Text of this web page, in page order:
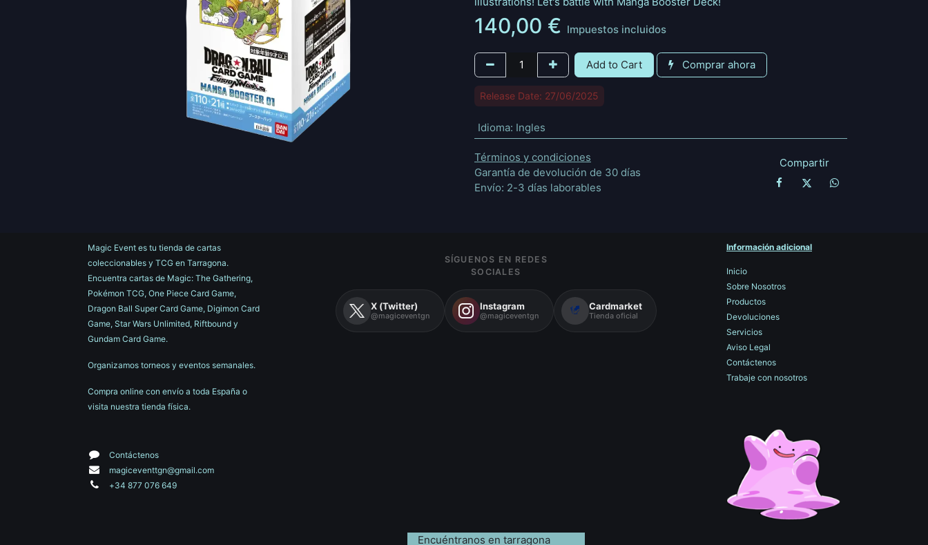
140,00 € Impuestos incluidos
Add to Cart Comprar ahora
Release Date: 27/06/2025
Idioma: Ingles
Términos y condiciones
Garantía de devolución de 30 días
Envío: 2-3 días laborables
Compartir
Magic Event es tu tienda de cartas
coleccionables y TCG en Tarragona.
Encuentra cartas de Magic: The Gathering,
Pokémon TCG, One Piece Card Game,
Dragon Ball Super Card Game, Digimon Card
Game, Star Wars Unlimited, Riftbound y
Gundam Card Game.
Organizamos torneos y eventos semanales.
Compra online con envío a toda España o
visita nuestra tienda física.
Contáctenos
magiceventtgn@gmail.com
+34 877 076 649
SÍGUENOS EN REDES
SOCIALES
X (Twitter)
@magiceventgn
Instagram
@magiceventgn
Cardmarket
Tienda oficial
Encuéntranos en tarragona
Información adicional
Inicio
Sobre Nosotros
Productos
Devoluciones
Servicios
Aviso Legal
Contáctenos
Trabaje con nosotros